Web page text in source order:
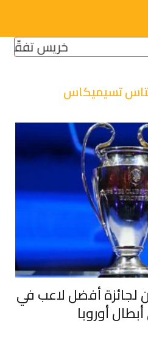
خريس تفقّد
تسيميكاس
لجائزة أفضل لاعب في
أوروبا